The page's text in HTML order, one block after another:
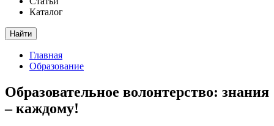
Каталог
Найти
Главная
Образование
Образовательное волонтерство: знания
– каждому!